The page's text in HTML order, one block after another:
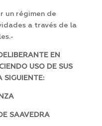
un régimen de
a través de la
EN
USO DE SUS
SIGUIENTE:
SAAVEDRA